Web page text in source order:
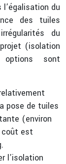
du
des tuiles
du
(isolation
options sont
pose de tuiles
(environ
coût est
l’isolation